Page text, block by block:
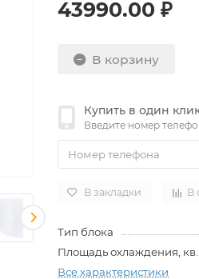
43990.00 ₽
В корзину
Купить в один
Введите номер
В закладки В
Тип блока
Площадь охлаждения,
Все характеристики